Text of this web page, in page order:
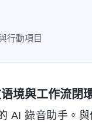
行動項目
境與工作流閉
AI 錄音助手。